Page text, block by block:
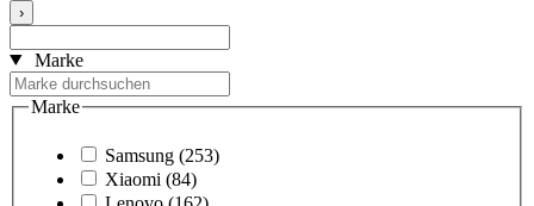
›
Marke
Marke
Samsung (253)
Xiaomi (84)